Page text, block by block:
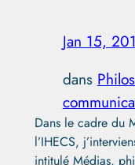
Jan 15,
dans
Dans le cadre du
l’IHECS,
intitulé Médias,